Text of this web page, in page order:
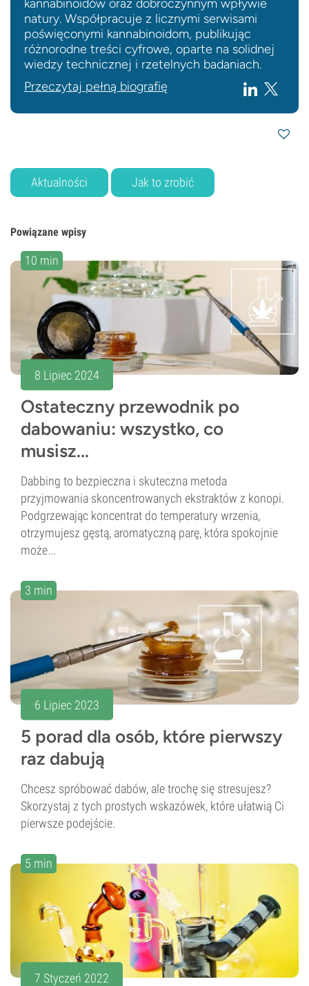
kannabinoidów oraz dobroczynnym wpływie
natury. Współpracuje z licznymi serwisami
poświęconymi kannabinoidom, publikując
różnorodne treści cyfrowe, oparte na solidnej
wiedzy technicznej i rzetelnych badaniach.
Przeczytaj pełną biografię
Aktualności Jak to zrobić
Powiązane wpisy
10 min
8 Lipiec 2024
Ostateczny przewodnik po
dabowaniu: wszystko, co
musisz...
Dabbing to bezpieczna i skuteczna metoda
przyjmowania skoncentrowanych ekstraktów z konopi.
Podgrzewając koncentrat do temperatury wrzenia,
otrzymujesz gęstą, aromatyczną parę, która spokojnie
może...
3 min
6 Lipiec 2023
5 porad dla osób, które pierwszy
raz dabują
Chcesz spróbować dabów, ale trochę się stresujesz?
Skorzystaj z tych prostych wskazówek, które ułatwią Ci
pierwsze podejście.
5 min
7 Styczeń 2022